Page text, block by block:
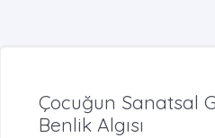
Çocuğun Sanatsal
Benlik Algısı